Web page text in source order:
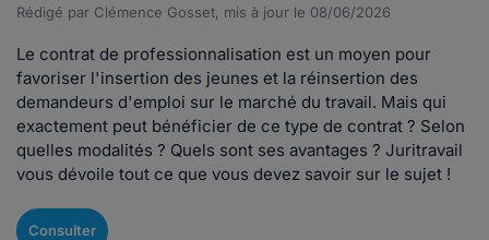
Rédigé par Clémence Gosset, mis à jour le 08/06/2026
Le contrat de professionnalisation est un moyen pour
favoriser l'insertion des jeunes et la réinsertion des
demandeurs d'emploi sur le marché du travail. Mais qui
exactement peut bénéficier de ce type de contrat ? Selon
quelles modalités ? Quels sont ses avantages ? Juritravail
vous dévoile tout ce que vous devez savoir sur le sujet !
Consulter